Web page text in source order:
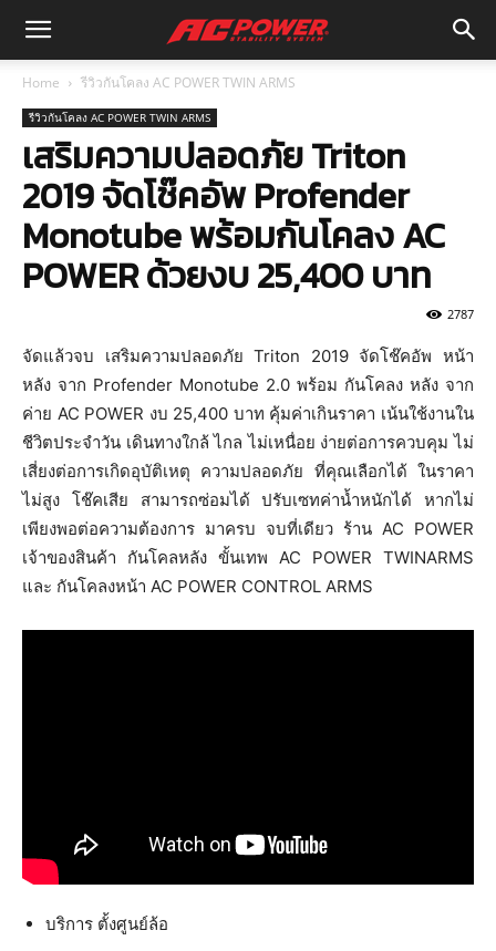
Home รีวิวกันโคลง AC POWER TWIN ARMS
รีวิวกันโคลง AC POWER TWIN ARMS
เสริมความปลอดภัย Triton
2019 จัดโช๊คอัพ Profender
Monotube พร้อมกันโคลง AC
POWER ด้วยงบ 25,400 บาท
2787
จัดแล้วจบ เสริมความปลอดภัย Triton 2019 จัดโช๊คอัพ หน้า
หลัง จาก Profender Monotube 2.0 พร้อม กันโคลง หลัง จาก
ค่าย AC POWER งบ 25,400 บาท คุ้มค่าเกินราคา เน้นใช้งานใน
ชีวิตประจำวัน เดินทางใกล้ ไกล ไม่เหนื่อย ง่ายต่อการควบคุม ไม่
เสี่ยงต่อการเกิดอุบัติเหตุ ความปลอดภัย ที่คุณเลือกได้ ในราคา
ไม่สูง โช๊คเสีย สามารถซ่อมได้ ปรับเซทค่าน้ำหนักได้ หากไม่
เพียงพอต่อความต้องการ มาครบ จบที่เดียว ร้าน AC POWER
เจ้าของสินค้า กันโคลหลัง ขั้นเทพ AC POWER TWINARMS
และ กันโคลงหน้า AC POWER CONTROL ARMS
บริการ ตั้งศูนย์ล้อ